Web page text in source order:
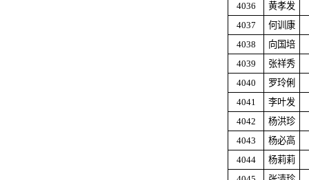
4036
黄孝发
4037
何训康
4038
向国培
4039
张祥秀
4040
罗玲俐
4041
李叶发
4042
杨洪珍
4043
杨必高
4044
杨莉莉